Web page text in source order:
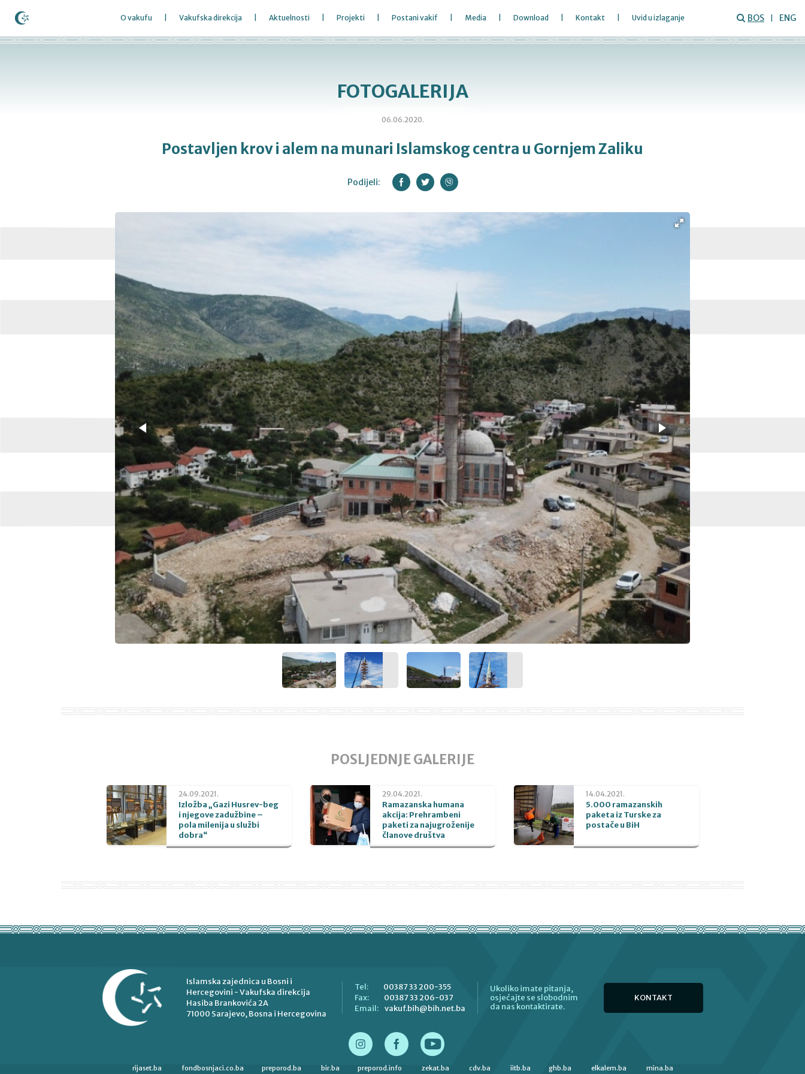
O vakufu Vakufska direkcija Aktuelnosti Projekti Postani vakif Media Download Kontakt Uvid u izlaganje BOS ENG
FOTOGALERIJA
06.06.2020.
Postavljen krov i alem na munari Islamskog centra u Gornjem Zaliku
Podijeli:
POSLJEDNJE GALERIJE
24.09.2021.
Izložba „Gazi Husrev-beg
i njegove zadužbine –
pola milenija u službi
dobra“
29.04.2021.
Ramazanska humana
akcija: Prehrambeni
paketi za najugroženije
članove društva
14.04.2021.
5.000 ramazanskih
paketa iz Turske za
postače u BiH
Islamska zajednica u Bosni i
Hercegovini - Vakufska direkcija
Hasiba Brankovića 2A
71000 Sarajevo, Bosna i Hercegovina
Tel:
00387 33 200-355
Fax:
00387 33 206-037
Email:
vakuf.bih@bih.net.ba
Ukoliko imate pitanja,
osjećajte se slobodnim
da nas kontaktirate.
KONTAKT
rijaset.ba fondbosnjaci.co.ba preporod.ba bir.ba preporod.info zekat.ba cdv.ba iitb.ba ghb.ba elkalem.ba mina.ba